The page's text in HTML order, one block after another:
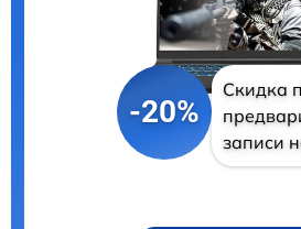
-20%
Скидка
записи